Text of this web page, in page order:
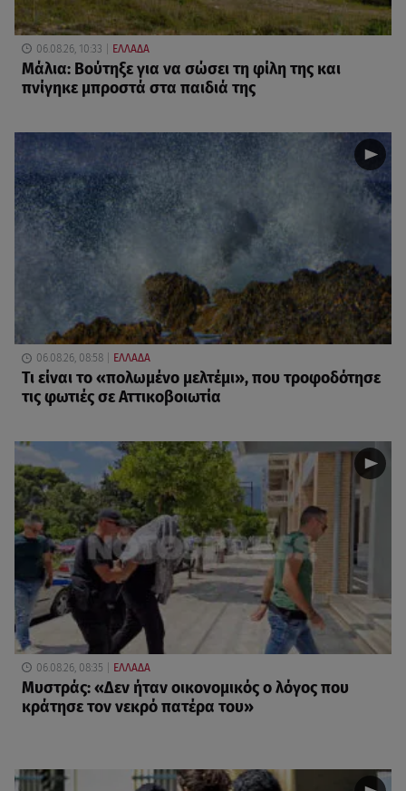
06.08.26, 10:33 ΕΛΛΑΔΑ
Μάλια: Βούτηξε για να σώσει τη φίλη της και
πνίγηκε μπροστά στα παιδιά της
06.08.26, 08:58 ΕΛΛΑΔΑ
Τι είναι το «πολωμένο μελτέμι», που τροφοδότησε
τις φωτιές σε Αττικοβοιωτία
06.08.26, 08:35 ΕΛΛΑΔΑ
Μυστράς: «Δεν ήταν οικονομικός ο λόγος που
κράτησε τον νεκρό πατέρα του»